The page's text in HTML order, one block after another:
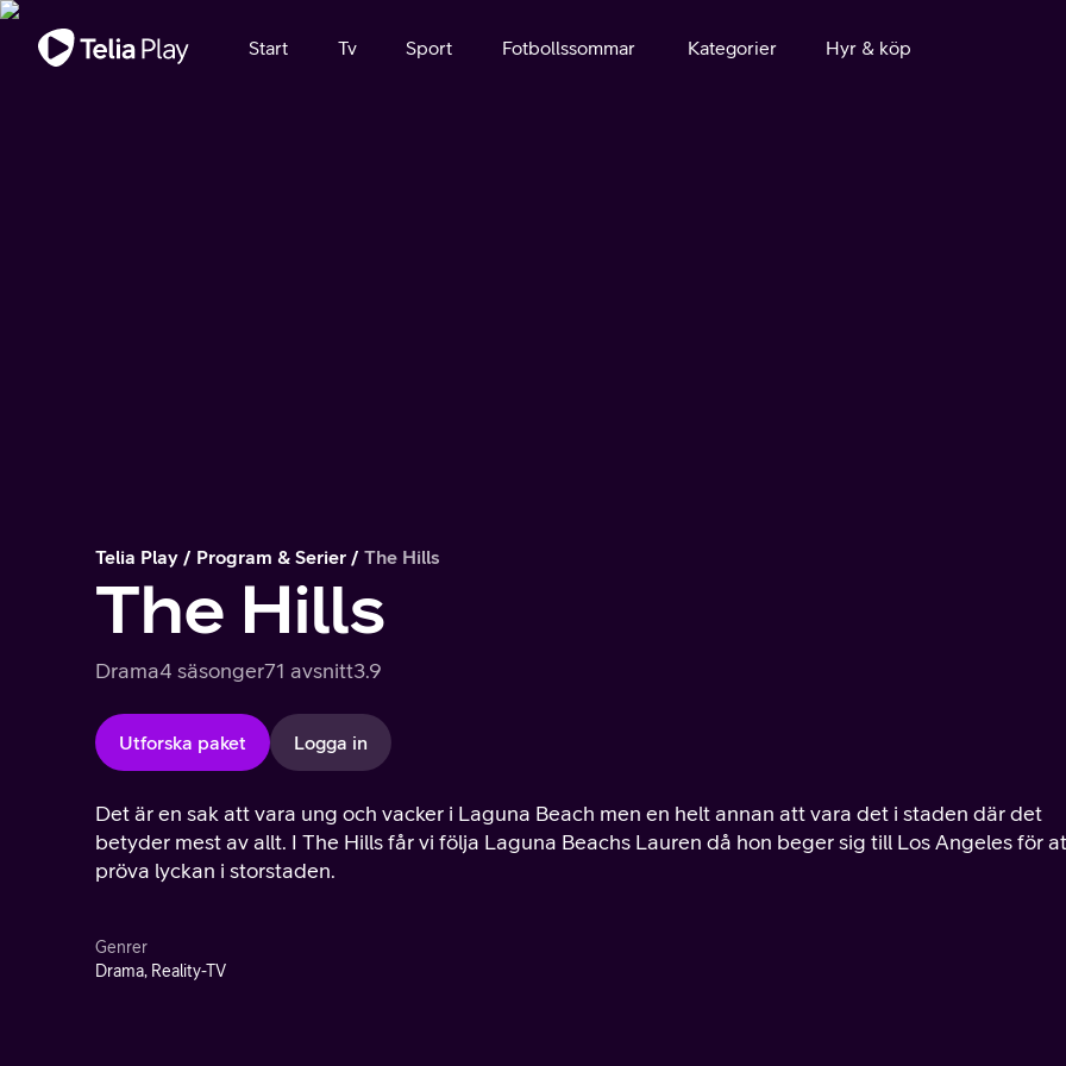
Viktigt meddelande
Start Tv Sport Fotbollssommar Kategorier Hyr & köp
Telia Play Program & Serier The Hills
The Hills
Drama4 säsonger71 avsnitt3.9
Utforska paket Logga in
Det är en sak att vara ung och vacker i Laguna Beach men en helt annan att vara det i staden där det
betyder mest av allt. I The Hills får vi följa Laguna Beachs Lauren då hon beger sig till Los Angeles för
pröva lyckan i storstaden.
Genrer
Drama, Reality-TV